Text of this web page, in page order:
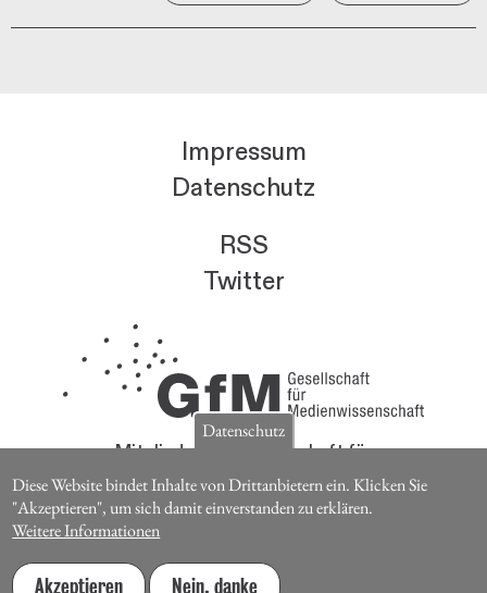
Impressum
Datenschutz
RSS
Twitter
Mitglieder der Gesellschaft für
Medienwissenschaft erhalten die Zeitschrift für
Medienwissenschaft kostenlos.
Jetzt Mitglied werden
Datenschutz
Diese Website bindet Inhalte von Drittanbietern ein. Klicken Sie
"Akzeptieren", um sich damit einverstanden zu erklären.
Weitere Informationen
Akzeptieren Nein, danke